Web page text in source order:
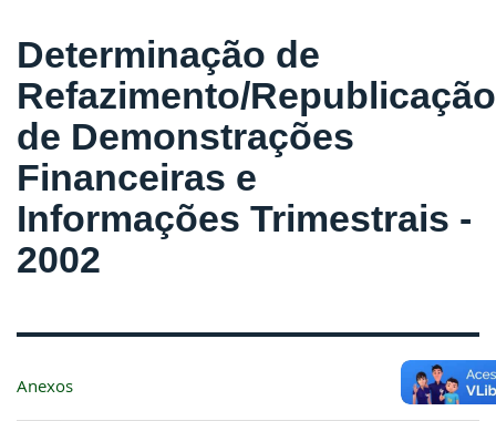
Determinação de
Refazimento/Republicação
de Demonstrações
Financeiras e
Informações Trimestrais -
2002
Anexos